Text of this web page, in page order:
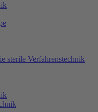
sterile Verfahrenstechnik